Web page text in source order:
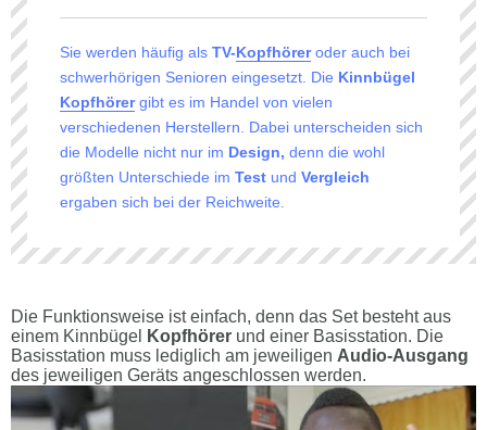
Sie werden häufig als TV-Kopfhöreroder auch bei
schwerhörigen Senioren eingesetzt. Die Kinnbügel
Kopfhörergibt es im Handel von vielen
verschiedenen Herstellern. Dabei unterscheiden sich
die Modelle nicht nur im Design, denn die wohl
größten Unterschiede im Test und Vergleich
ergaben sich bei der Reichweite.
Die Funktionsweise ist einfach, denn das Set besteht aus
einem Kinnbügel
Kopfhörer und einer Basisstation. Die
Basisstation muss lediglich am jeweiligen Audio-Ausgang
des jeweiligen Geräts angeschlossen werden.